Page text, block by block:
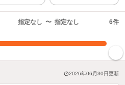
指定なし 〜 指定なし 6件
2026年06月30日更新